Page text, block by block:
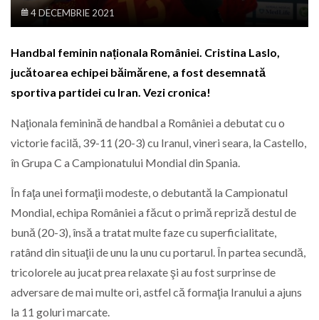
4 DECEMBRIE 2021
Handbal feminin naționala României. Cristina Laslo,
jucătoarea echipei băimărene, a fost desemnată
sportiva partidei cu Iran. Vezi cronica!
Naţionala feminină de handbal a României a debutat cu o
victorie facilă, 39-11 (20-3) cu Iranul, vineri seara, la Castello,
în Grupa C a Campionatului Mondial din Spania.
În faţa unei formaţii modeste, o debutantă la Campionatul
Mondial, echipa României a făcut o primă repriză destul de
bună (20-3), însă a tratat multe faze cu superficialitate,
ratând din situaţii de unu la unu cu portarul. În partea secundă,
tricolorele au jucat prea relaxate şi au fost surprinse de
adversare de mai multe ori, astfel că formaţia Iranului a ajuns
la 11 goluri marcate.